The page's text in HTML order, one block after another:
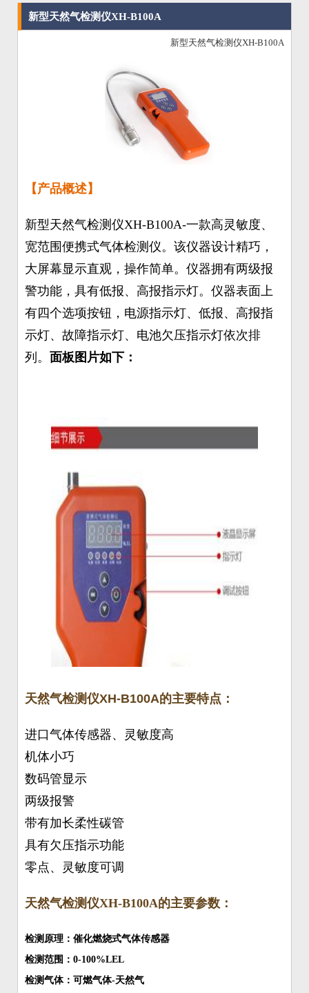
新型天然气检测仪XH-B100A
新型天然气检测仪XH-B100A
【产品概述】
新型天然气检测仪XH-B100A-一款高灵敏度、
宽范围便携式气体检测仪。该仪器设计精巧，
大屏幕显示直观，操作简单。仪器拥有两级报
警功能，具有低报、高报指示灯。仪器表面上
有四个选项按钮，电源指示灯、低报、高报指
示灯、故障指示灯、电池欠压指示灯依次排
列。 面板图片如下：
天然气检测仪XH-B100A的主要特点：
进口气体传感器、灵敏度高
机体小巧
数码管显示
两级报警
带有加长柔性碳管
具有欠压指示功能
零点、灵敏度可调
天然气检测仪XH-B100A的主要参数：
检测原理：催化燃烧式气体传感器
检测范围：0-100%LEL
检测气体：可燃气体-天然气